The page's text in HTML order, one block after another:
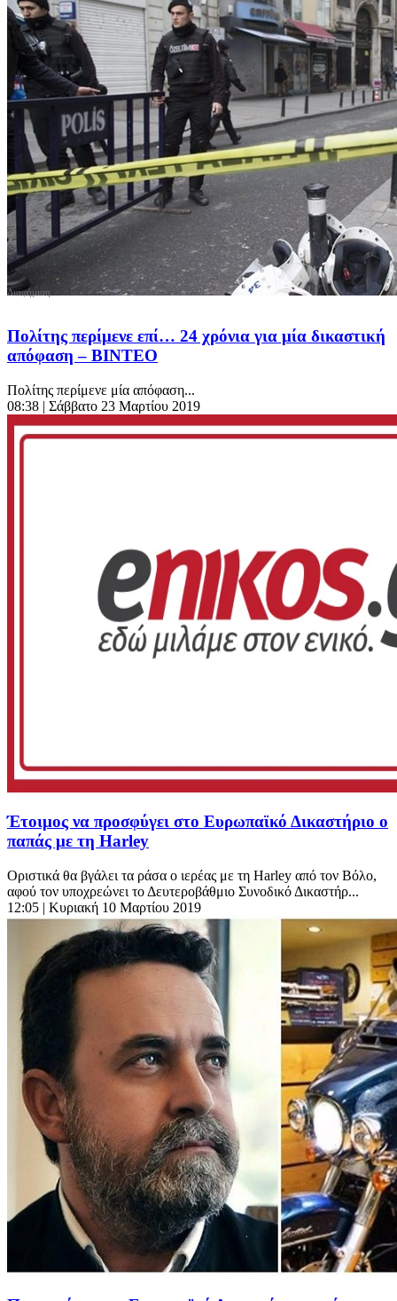
Πολίτης περίμενε επί… 24 χρόνια για μία δικαστική
απόφαση – ΒΙΝΤΕΟ
Πολίτης περίμενε μία απόφαση...
08:38 | Σάββατο 23 Μαρτίου 2019
Έτοιμος να προσφύγει στο Ευρωπαϊκό Δικαστήριο ο
παπάς με τη Harley
Οριστικά θα βγάλει τα ράσα ο ιερέας με τη Harley από τον Βόλο,
αφού τον υποχρεώνει το Δευτεροβάθμιο Συνοδικό Δικαστήρ...
12:05 | Κυριακή 10 Μαρτίου 2019